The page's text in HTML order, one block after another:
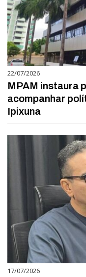
22/07/2026
MPAM instaura
acompanhar
Ipixuna
17/07/2026